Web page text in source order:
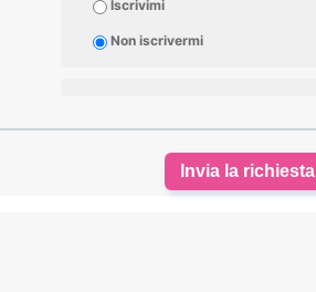
Iscrivimi
Non iscrivermi
Invia la richiesta